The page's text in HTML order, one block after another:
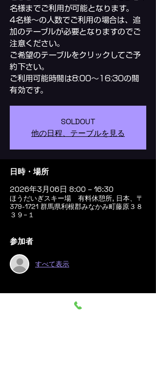
名様までご利用が可能となります。
4名様～の人数でご利用の場合は、追
加のテーブルが必要となりますのでご
注意ください。
ご希望のテーブルをクリックしてご予
約下さい。
ご利用可能時間は8:00～16:30の間
SOLDOUT
他の日程、テーブルを見る
日時・場所
2026年3月06日 8:00 – 16:30
ほうだいぎスキー場 有料休憩所, 日本、〒
379-1721 群馬県利根郡みなかみ町藤原３８
３９−１
参加者
すべて表示